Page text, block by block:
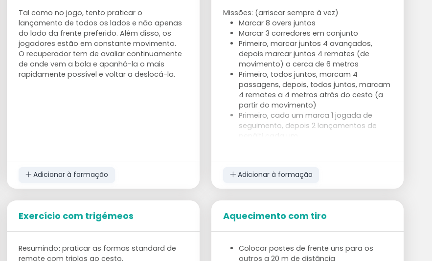
Tal como no jogo, tento praticar o
lançamento de todos os lados e não apenas
do lado da frente preferido. Além disso, os
jogadores estão em constante movimento.
O recuperador tem de avaliar continuamente
de onde vem a bola e apanhá-la o mais
rapidamente possível e voltar a deslocá-la.
Adicionar à formação
Missões: (arriscar sempre à vez)
Marcar 8 overs juntos
Marcar 3 corredores em conjunto
Primeiro, marcar juntos 4 avançados,
depois marcar juntos 4 remates (de
movimento) a cerca de 6 metros
Primeiro, todos juntos, marcam 4
passagens, depois, todos juntos, marcam
4 remates a 4 metros atrás do cesto (a
partir do movimento)
Primeiro, cada um marca 1 jogada de
seguimento, depois 2 lançamentos de
Adicionar à formação
Exercício com trigémeos
Resumindo: praticar as formas standard de
remate com triplos ao cesto.
Aquecimento com tiro
Colocar postes de frente uns para os
outros a 20 m de distância